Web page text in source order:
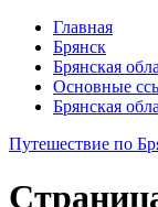
Главная
Брянск
Брянская
Основные
Брянская
Путешествие по